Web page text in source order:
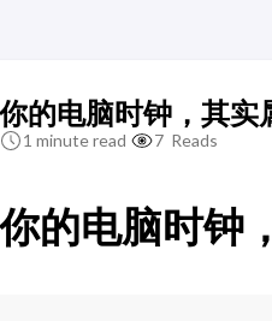
的电脑时钟，其实
1 minute read 7Reads
的电脑时钟